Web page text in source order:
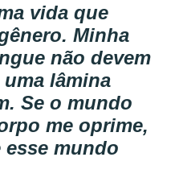
vida que
Minha
não devem
lâmina
Se o mundo
me oprime,
mundo